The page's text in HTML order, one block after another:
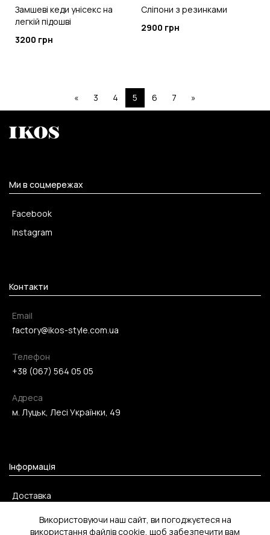
Замшеві кеди унісекс на
легкій підошві
3200 грн
Сліпони з резинками
2900 грн
« 3 4 5 6 7 »
Ми в соцмережах
Facebook
Instagram
Контакти
Email
factory@ikos-style.com.ua
Телефон
+38 (067) 564 05 05
Адреса
м. Луцьк, Лесі Українки, 49
Інформація
Доставка
Використовуючи наш сайт, ви погоджуєтеся на
використання файлів cookie, щоб забезпечити вам